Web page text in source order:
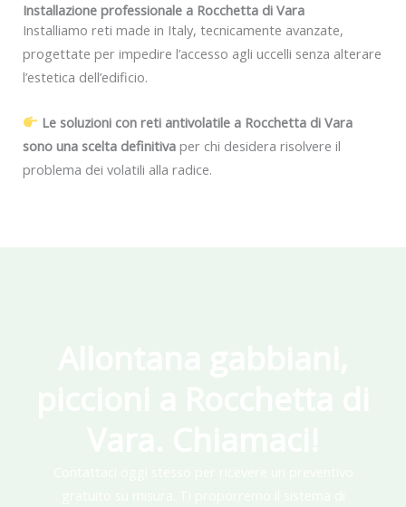
Installazione professionale a Rocchetta di Vara
Installiamo reti made in Italy, tecnicamente avanzate,
progettate per impedire l’accesso agli uccelli senza alterare
l’estetica dell’edificio.
Le soluzioni con reti antivolatile a Rocchetta di Vara
sono una scelta definitiva per chi desidera risolvere il
problema dei volatili alla radice.